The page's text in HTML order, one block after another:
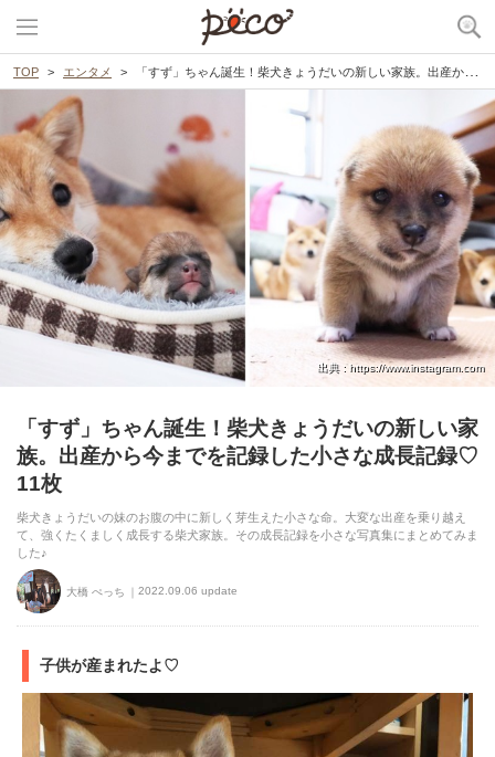
TOP エンタメ 「すず」ちゃん誕生！柴犬きょうだいの新しい家族。出産から今までを記録した小さな成長記録♡ 11枚
出典 : https://www.instagram.com
「すず」ちゃん誕生！柴犬きょうだいの新しい家
族。出産から今までを記録した小さな成長記録♡
11枚
柴犬きょうだいの妹のお腹の中に新しく芽生えた小さな命。大変な出産を乗り越え
て、強くたくましく成長する柴犬家族。その成長記録を小さな写真集にまとめてみま
した♪
大橋 ぺっち 2022.09.06 update
子供が産まれたよ♡